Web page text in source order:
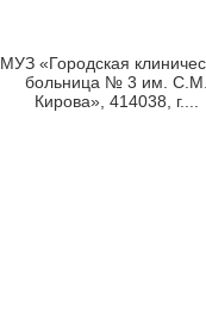
МУЗ «Городская
больница № 3 им.
Кирова», 414038, г....